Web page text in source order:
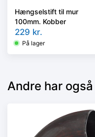
Hængselstift til mur
100mm. Kobber
229 kr.
På lager
Andre har